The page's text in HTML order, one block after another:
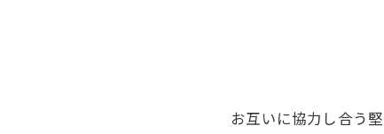
お互いに協力し合う